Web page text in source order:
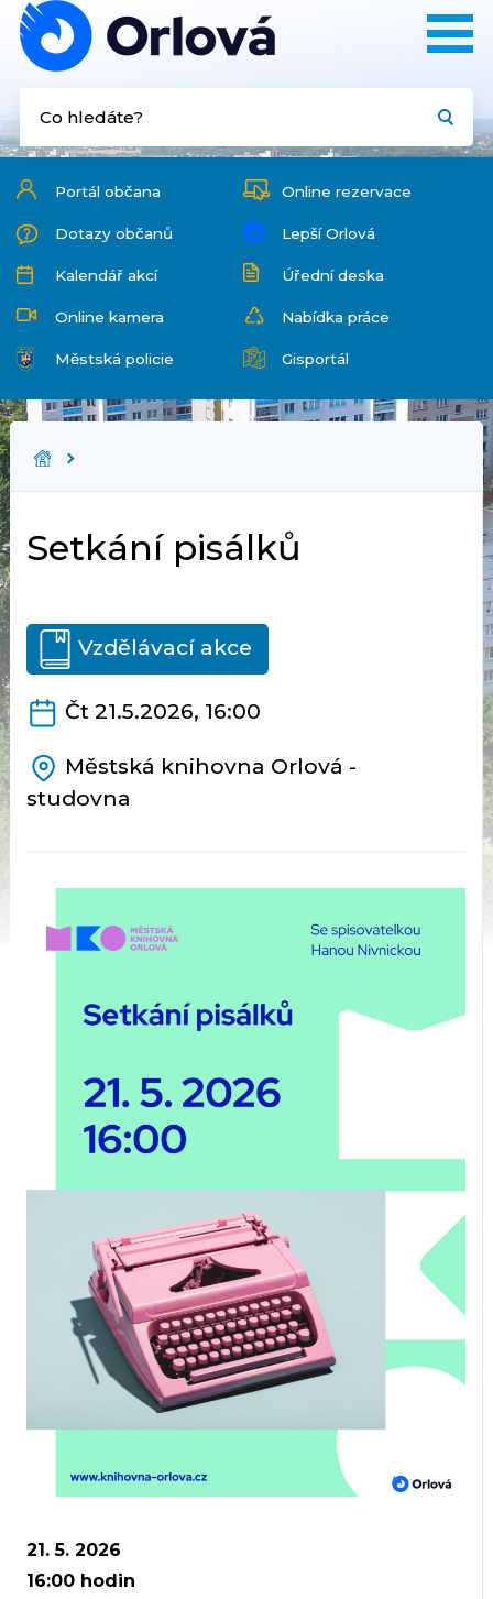
Portál občana Online rezervace
Dotazy občanů Lepší Orlová
Kalendář akcí Úřední deska
Online kamera Nabídka práce
Městská policie Gisportál
Setkání pisálků
Vzdělávací akce
Čt 21.5.2026, 16:00
Městská knihovna Orlová -
studovna
21. 5. 2026
16:00 hodin